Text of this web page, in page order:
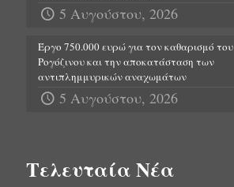
5 Αυγούστου, 2026
Έργο 750.000 ευρώ για τον καθαρισμό του
Ρογόζινου και την αποκατάσταση των
αντιπλημμυρικών αναχωμάτων
5 Αυγούστου, 2026
Τελευταία Νέα